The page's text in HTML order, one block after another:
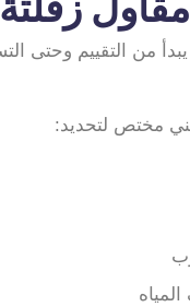
من التقييم وحتى
مختص لتحديد: